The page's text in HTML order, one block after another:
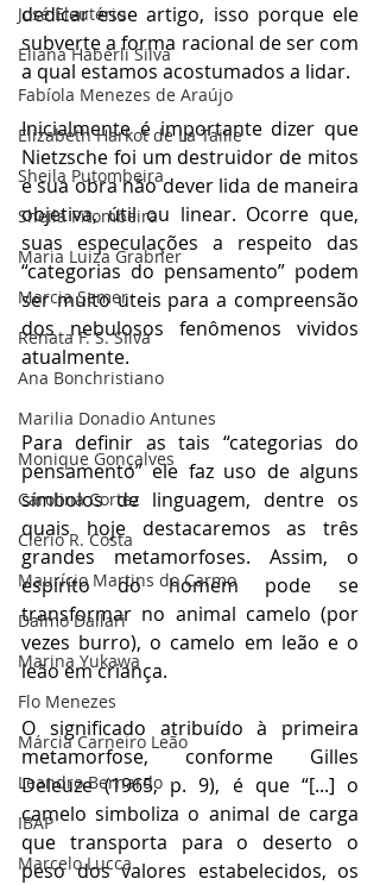
José Eleutério
Eliana Haberli Silva
Fabíola Menezes de Araújo
Elizabeth Harkot de La Taille
Sheila Putombeira
Sheila Pitombeira
Maria Luiza Grabner
Marcia Semer
Renata F. S. SIlva
Ana Bonchristiano
Marilia Donadio Antunes
Monique Gonçalves
Carolina Cortez
Clério R. Costa
Maurício Martins do Carmo
Dalmo Dallari
Marina Yukawa
Flo Menezes
Márcia Carneiro Leão
Leandro Bernardo
IBAP
Marcelo Lucca
dedicar esse artigo, isso porque ele
subverte a forma racional de ser com
a qual estamos acostumados a lidar.
Inicialmente é importante dizer que
Nietzsche foi um destruidor de mitos
e sua obra não dever lida de maneira
objetiva, útil ou linear. Ocorre que,
suas especulações a respeito das
“categorias do pensamento” podem
ser muito uteis para a compreensão
dos nebulosos fenômenos vividos
atualmente.
Para definir as tais “categorias do
pensamento” ele faz uso de alguns
símbolos de linguagem, dentre os
quais hoje destacaremos as três
grandes metamorfoses. Assim, o
espírito do homem pode se
transformar no animal camelo (por
vezes burro), o camelo em leão e o
leão em criança.
O significado atribuído à primeira
metamorfose, conforme Gilles
Deleuze (1965, p. 9), é que “[...] o
camelo simboliza o animal de carga
que transporta para o deserto o
peso dos valores estabelecidos, os